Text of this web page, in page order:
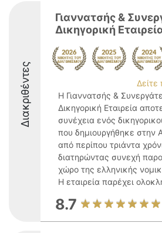
Διακριθέντες
Γιαννατσής &
Δικηγορική
Δείτε
Η Γιαννατσής &
Δικηγορική Εταιρεία
συνέχεια ενός
που δημιουργήθηκε στην
από περίπου τριάντα
διατηρώντας συνεχή
χώρο της ελληνικής
Η εταιρεία παρέχει
8.7